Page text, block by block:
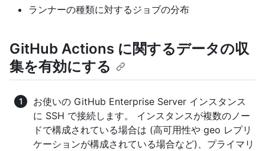
ランナーの種類に対するジョブの分布
GitHub Actions に関するデータの収
集を有効にする
お使いの GitHub Enterprise Server インスタンス
に SSH で接続します。 インスタンスが複数のノー
ドで構成されている場合は (高可用性や geo レプリ
ケーションが構成されている場合など)、プライマリ